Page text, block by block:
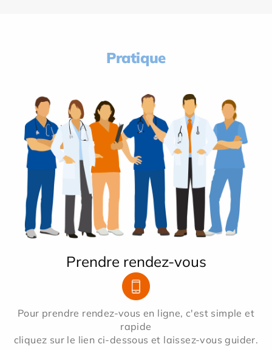
Pratique
Prendre rendez-vous
Pour prendre rendez-vous en ligne, c'est simple et
rapide
cliquez sur le lien ci-dessous et laissez-vous guider.